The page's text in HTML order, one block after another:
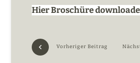
Hier Broschüre d
Vorheriger Beitrag